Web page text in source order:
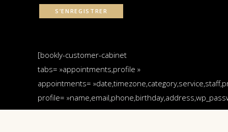
S’ENREGISTRER
[bookly-customer-cabinet
tabs= »appointments,profile »
appointments=
profile=